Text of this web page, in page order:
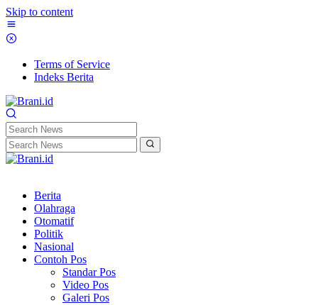
Skip to content
Terms of Service
Indeks Berita
Berita
Olahraga
Otomatif
Politik
Nasional
Contoh Pos
Standar Pos
Video Pos
Galeri Pos